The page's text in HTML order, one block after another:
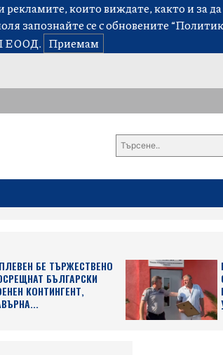
които виждате, както и за
запознайте се с обновените
ЕООД. Приемам
БЕ ТЪРЖЕСТВЕНО
БЪЛГАРСКИ
КОНТИНГЕНТ,